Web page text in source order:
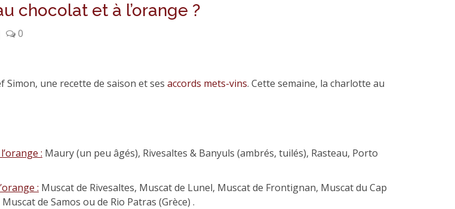
chocolat et à l’orange ?
0
une recette de saison et ses accords mets-vins. Cette semaine, la charlotte au
: Maury (un peu âgés), Rivesaltes & Banyuls (ambrés, tuilés), Rasteau, Porto
: Muscat de Rivesaltes, Muscat de Lunel, Muscat de Frontignan, Muscat du Cap
de Samos ou de Rio Patras (Grèce) .